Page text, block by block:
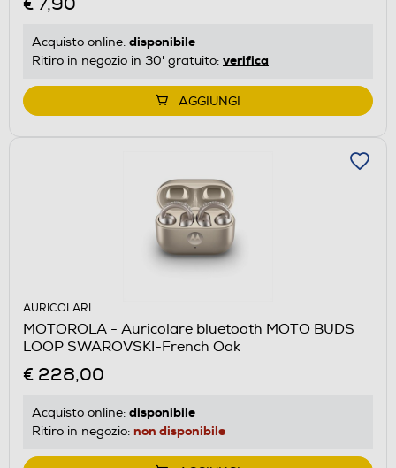
Acquisto online: disponibile
Ritiro in negozio in 30' gratuito: verifica
AGGIUNGI
AURICOLARI
MOTOROLA - Auricolare bluetooth MOTO BUDS
LOOP SWAROVSKI-French Oak
€ 228,00
Acquisto online: disponibile
Ritiro in negozio: non disponibile